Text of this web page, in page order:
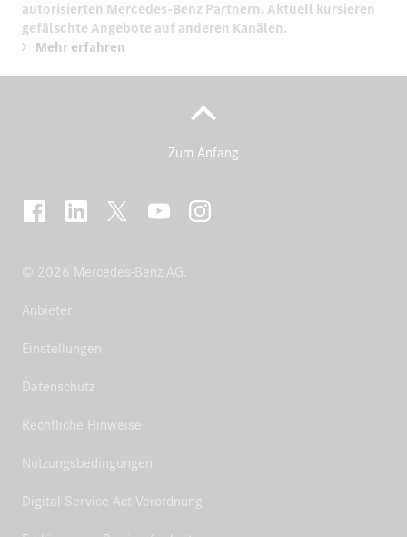
autorisierten Mercedes-Benz Partnern. Aktuell kursieren
gefälschte Angebote auf anderen Kanälen.
Mehr erfahren
Zum Anfang
© 2026 Mercedes-Benz AG.
Anbieter
Einstellungen
Datenschutz
Rechtliche Hinweise
Nutzungsbedingungen
Digital Service Act Verordnung